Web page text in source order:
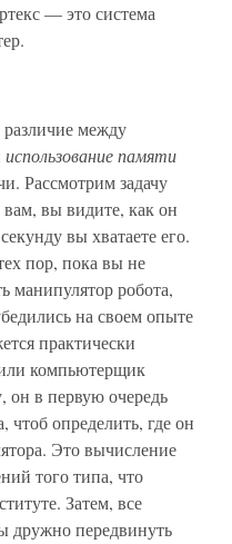
— это система
различие между
использование памяти
Рассмотрим задачу
вы видите, как он
вы хватаете его.
пор, пока вы не
манипулятор робота,
на своем опыте
практически
компьютерщик
он в первую очередь
чтоб определить, где он
Это вычисление
того типа, что
Затем, все
дружно передвинуть